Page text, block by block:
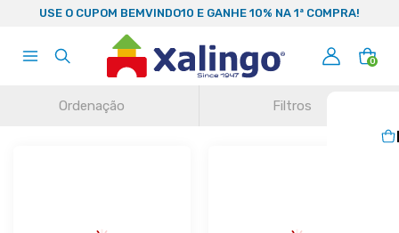
USE O CUPOM BEMVINDO10 E GANHE 10% NA 1ª COMPRA!
0
Ordenação Filtros